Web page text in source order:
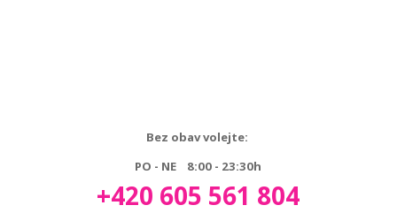
Bez obav volejte:
PO - NE 8:00 - 23:30h
+420 605 561 804